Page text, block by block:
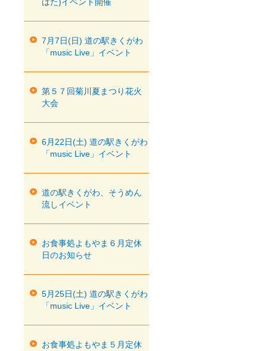
7月7日(日) 道の駅きくがわ
「music Live」イベント
第５７回菊川夏まつり花火
大会
6月22日(土) 道の駅きくがわ
「music Live」イベント
道の駅きくがわ、そうめん
流しイベント
お食事処よもやま６月定休
日のお知らせ
5月25日(土) 道の駅きくがわ
「music Live」イベント
お食事処よもやま５月定休